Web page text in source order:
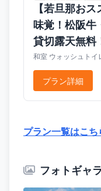
【若旦那お
味覚！松阪牛
貸切露天無料
和室 ウォッシュトイ
プラン詳細
プラン一覧はこち
フォトギャ